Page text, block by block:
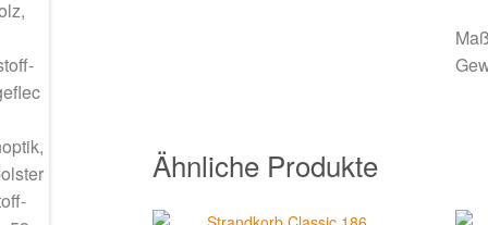
Ähnliche Produkte